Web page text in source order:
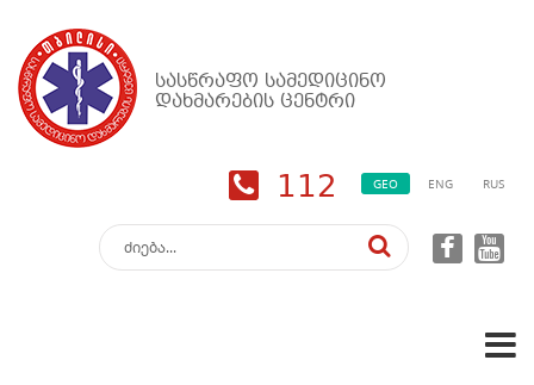
სასწრაფო სამედიცინო
დახმარების ცენტრი
112 GEO ENG RUS